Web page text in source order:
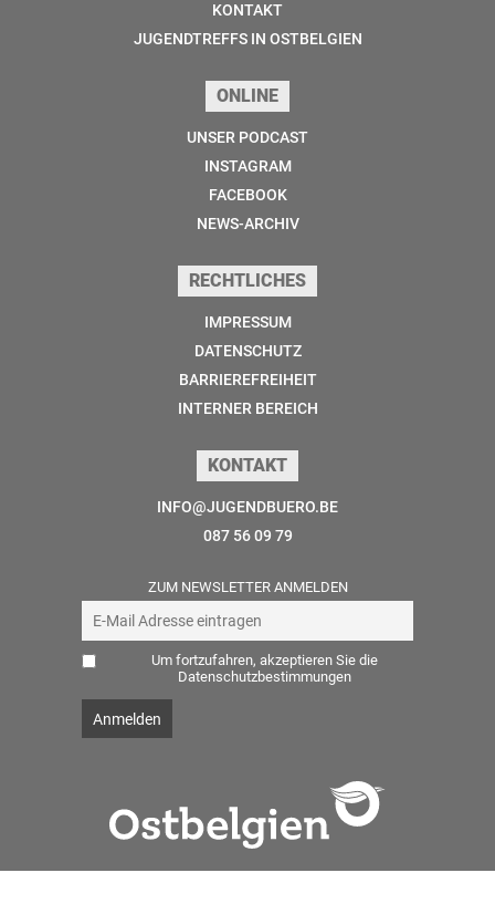
KONTAKT
JUGENDTREFFS IN OSTBELGIEN
ONLINE
UNSER PODCAST
INSTAGRAM
FACEBOOK
NEWS-ARCHIV
RECHTLICHES
IMPRESSUM
DATENSCHUTZ
BARRIEREFREIHEIT
INTERNER BEREICH
KONTAKT
INFO@JUGENDBUERO.BE
087 56 09 79
ZUM NEWSLETTER ANMELDEN
Um fortzufahren, akzeptieren Sie die
Datenschutzbestimmungen